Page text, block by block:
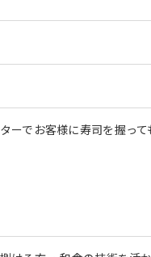
ーでお客様に寿司を握って